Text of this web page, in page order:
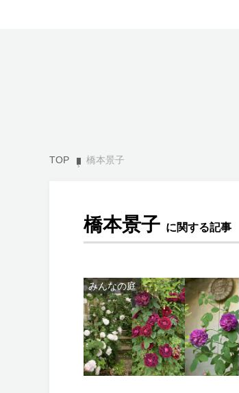
TOP 橋本景子
橋本景子 に関する記事
みんなの庭